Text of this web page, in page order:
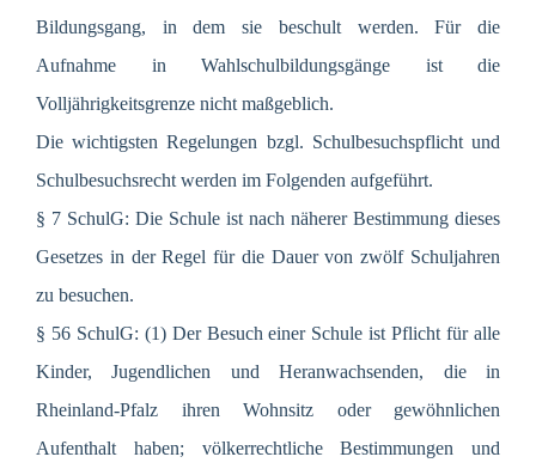
Bildungsgang, in dem sie beschult werden. Für die
Aufnahme in Wahlschulbildungsgänge ist die
Volljährigkeitsgrenze nicht maßgeblich.
Die wichtigsten Regelungen bzgl. Schulbesuchspflicht und
Schulbesuchsrecht werden im Folgenden aufgeführt.
§ 7 SchulG: Die Schule ist nach näherer Bestimmung dieses
Gesetzes in der Regel für die Dauer von zwölf Schuljahren
zu besuchen.
§ 56 SchulG: (1) Der Besuch einer Schule ist Pflicht für alle
Kinder, Jugendlichen und Heranwachsenden, die in
Rheinland-Pfalz ihren Wohnsitz oder gewöhnlichen
Aufenthalt haben; völkerrechtliche Bestimmungen und